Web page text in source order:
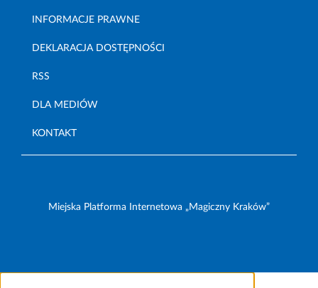
INFORMACJE PRAWNE
DEKLARACJA DOSTĘPNOŚCI
RSS
DLA MEDIÓW
KONTAKT
Miejska Platforma Internetowa „Magiczny Kraków”